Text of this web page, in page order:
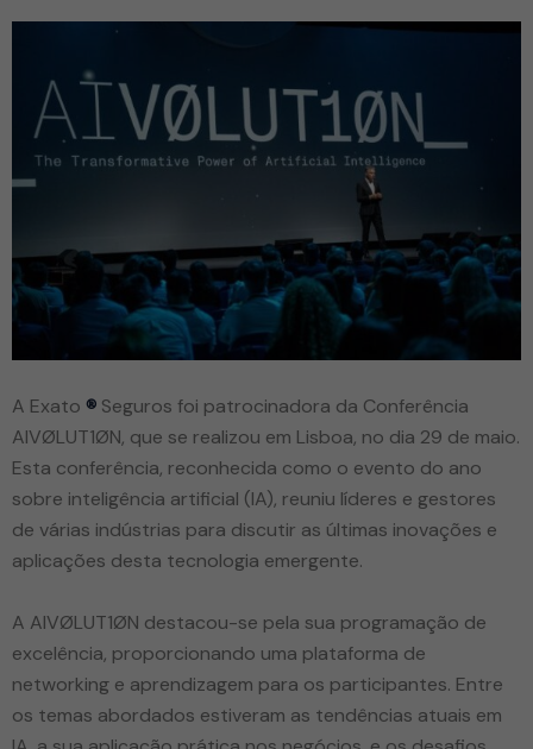
A Exato ® Seguros foi patrocinadora da Conferência
AIVØLUT1ØN, que se realizou em Lisboa, no dia 29 de maio.
Esta conferência, reconhecida como o evento do ano
sobre inteligência artificial (IA), reuniu líderes e gestores
de várias indústrias para discutir as últimas inovações e
aplicações desta tecnologia emergente.
A AIVØLUT1ØN destacou-se pela sua programação de
excelência, proporcionando uma plataforma de
networking e aprendizagem para os participantes. Entre
os temas abordados estiveram as tendências atuais em